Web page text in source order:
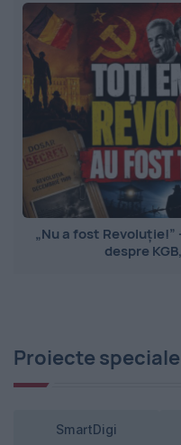
„Nu a fost
despre
Proiecte speciale
SmartDigi